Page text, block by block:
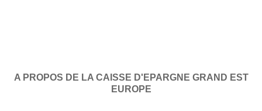
A PROPOS DE LA CAISSE D'EPARGNE GRAND EST
EUROPE